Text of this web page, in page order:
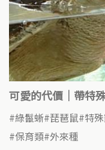
可愛的代價｜帶特
綠鬣蜥 琵琶鼠 特
保育類 外來種